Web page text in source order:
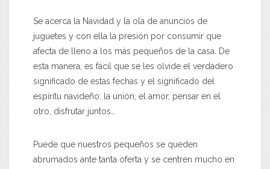
Se acerca la Navidad y la ola de anuncios de
juguetes y con ella la presión por consumir que
afecta de lleno a los más pequeños de la casa. De
esta manera, es fácil que se les olvide el verdadero
significado de estas fechas y el significado del
espíritu navideño: la unión, el amor, pensar en el
otro, disfrutar juntos…
Puede que nuestros pequeños se queden
abrumados ante tanta oferta y se centren mucho en